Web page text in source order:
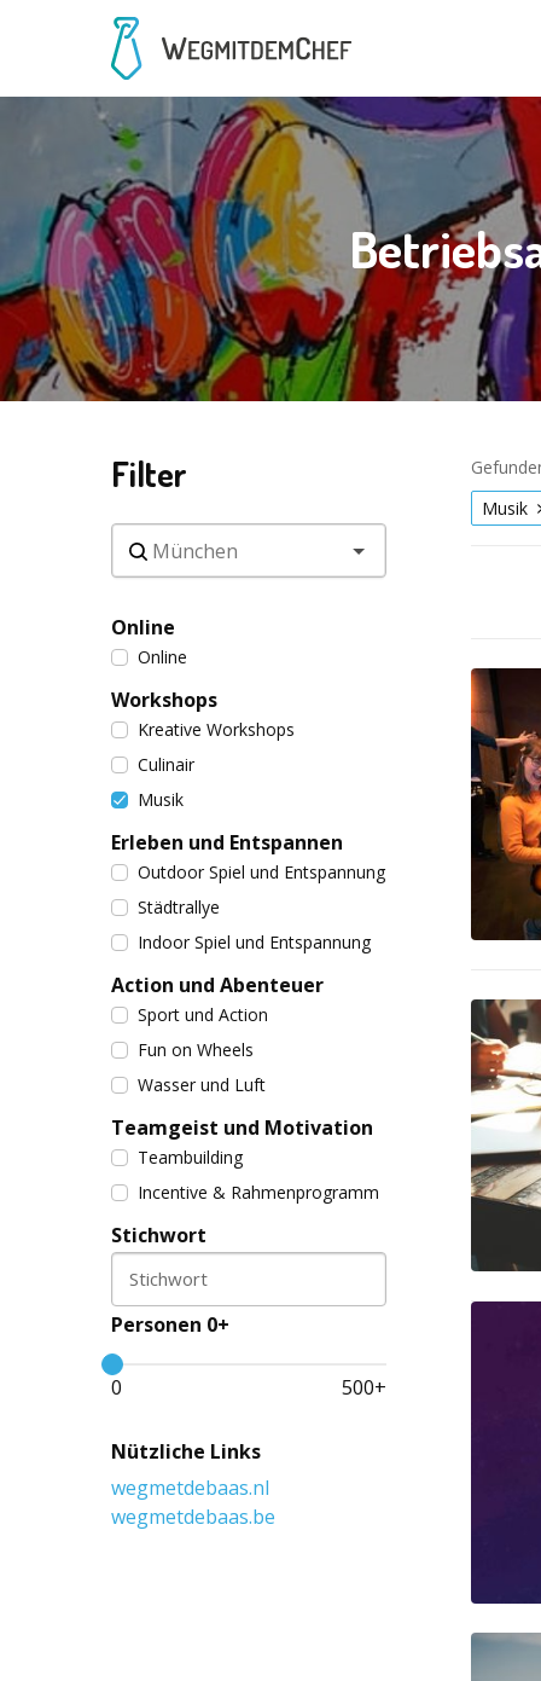
Filter
Online
Online
Workshops
Kreative Workshops
Culinair
Musik
Erleben und Entspannen
Outdoor Spiel und Entspannung
Städtrallye
Indoor Spiel und Entspannung
Action und Abenteuer
Sport und Action
Fun on Wheels
Wasser und Luft
Teamgeist und Motivation
Teambuilding
Incentive & Rahmenprogramm
Stichwort
Stichwort
Personen 0+
0 500+
Nützliche Links
wegmetdebaas.nl
wegmetdebaas.be
Musik